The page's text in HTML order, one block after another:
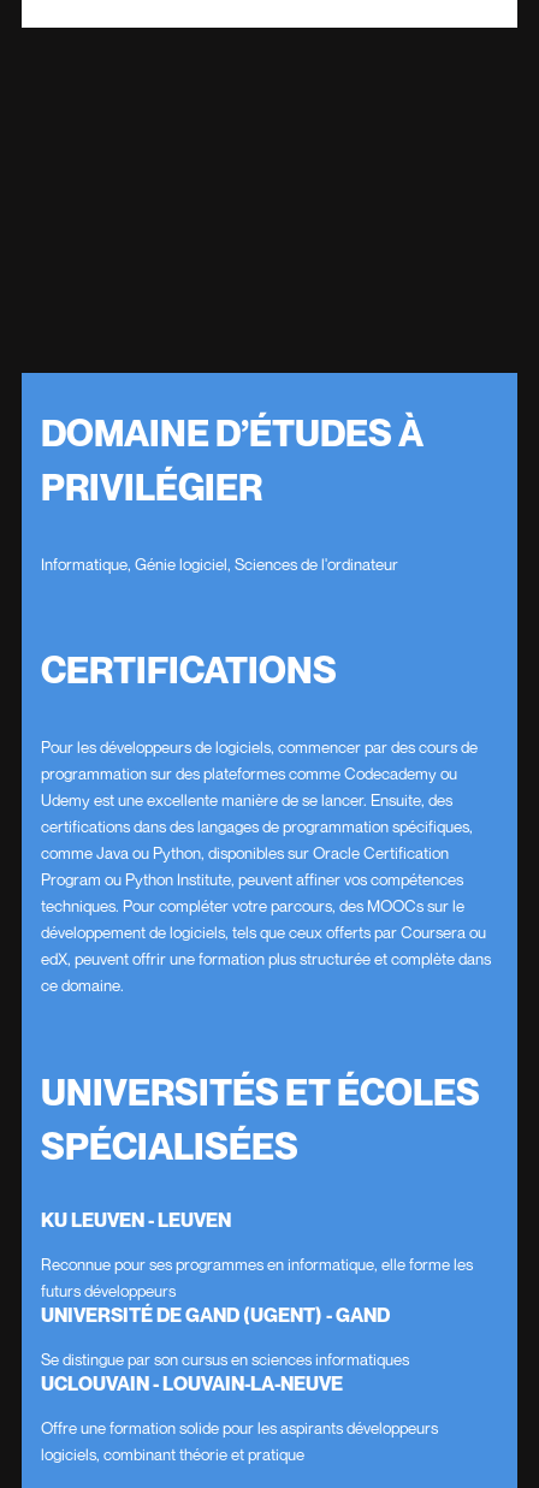
DOMAINE D’ÉTUDES À
PRIVILÉGIER
Informatique, Génie logiciel, Sciences de l'ordinateur
CERTIFICATIONS
Pour les développeurs de logiciels, commencer par des cours de
programmation sur des plateformes comme Codecademy ou
Udemy est une excellente manière de se lancer. Ensuite, des
certifications dans des langages de programmation spécifiques,
comme Java ou Python, disponibles sur Oracle Certification
Program ou Python Institute, peuvent affiner vos compétences
techniques. Pour compléter votre parcours, des MOOCs sur le
développement de logiciels, tels que ceux offerts par Coursera ou
edX, peuvent offrir une formation plus structurée et complète dans
ce domaine.
UNIVERSITÉS ET ÉCOLES
SPÉCIALISÉES
KU LEUVEN - LEUVEN
Reconnue pour ses programmes en informatique, elle forme les
futurs développeurs
UNIVERSITÉ DE GAND (UGENT) - GAND
Se distingue par son cursus en sciences informatiques
UCLOUVAIN - LOUVAIN-LA-NEUVE
Offre une formation solide pour les aspirants développeurs
logiciels, combinant théorie et pratique